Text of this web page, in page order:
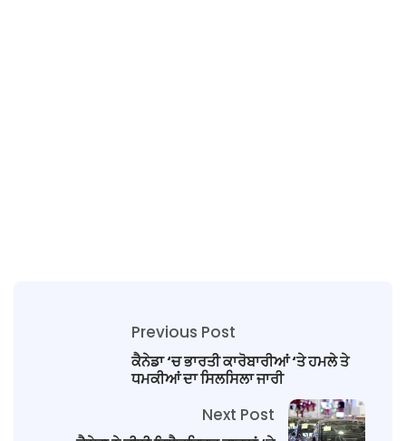
Previous Post
ਕੈਨੇਡਾ ‘ਚ ਭਾਰਤੀ ਕਾਰੋਬਾਰੀਆਂ ‘ਤੇ ਹਮਲੇ ਤੇ
ਧਮਕੀਆਂ ਦਾ ਸਿਲਸਿਲਾ ਜਾਰੀ
Next Post